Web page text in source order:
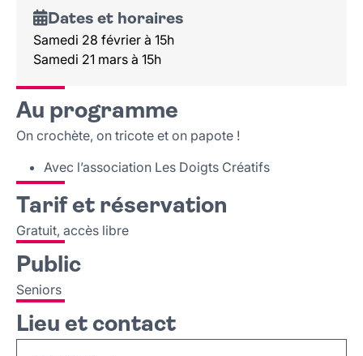
Dates et horaires
Samedi 28 février à 15h
Samedi 21 mars à 15h
Au programme
On crochète, on tricote et on papote !
Avec l’association Les Doigts Créatifs
Tarif et réservation
Gratuit, accès libre
Public
Seniors
Lieu et contact